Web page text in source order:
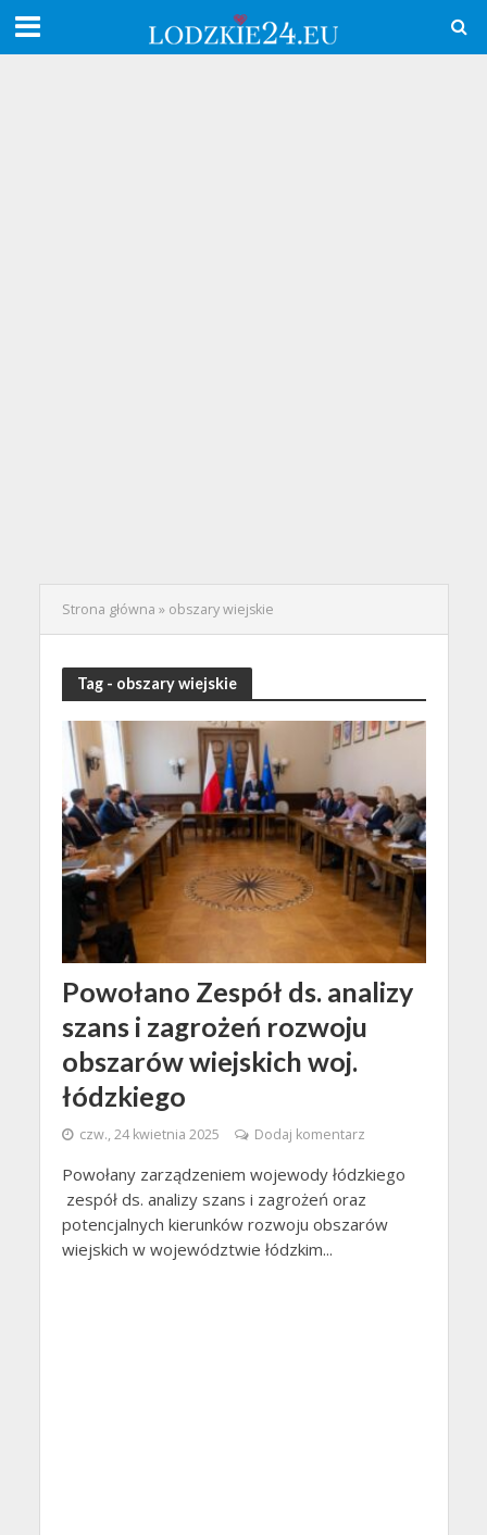
Strona główna » obszary wiejskie
Tag - obszary wiejskie
Powołano Zespół ds. analizy
szans i zagrożeń rozwoju
obszarów wiejskich woj.
łódzkiego
czw., 24 kwietnia 2025 Dodaj komentarz
Powołany zarządzeniem wojewody łódzkiego
zespół ds. analizy szans i zagrożeń oraz
potencjalnych kierunków rozwoju obszarów
wiejskich w województwie łódzkim...